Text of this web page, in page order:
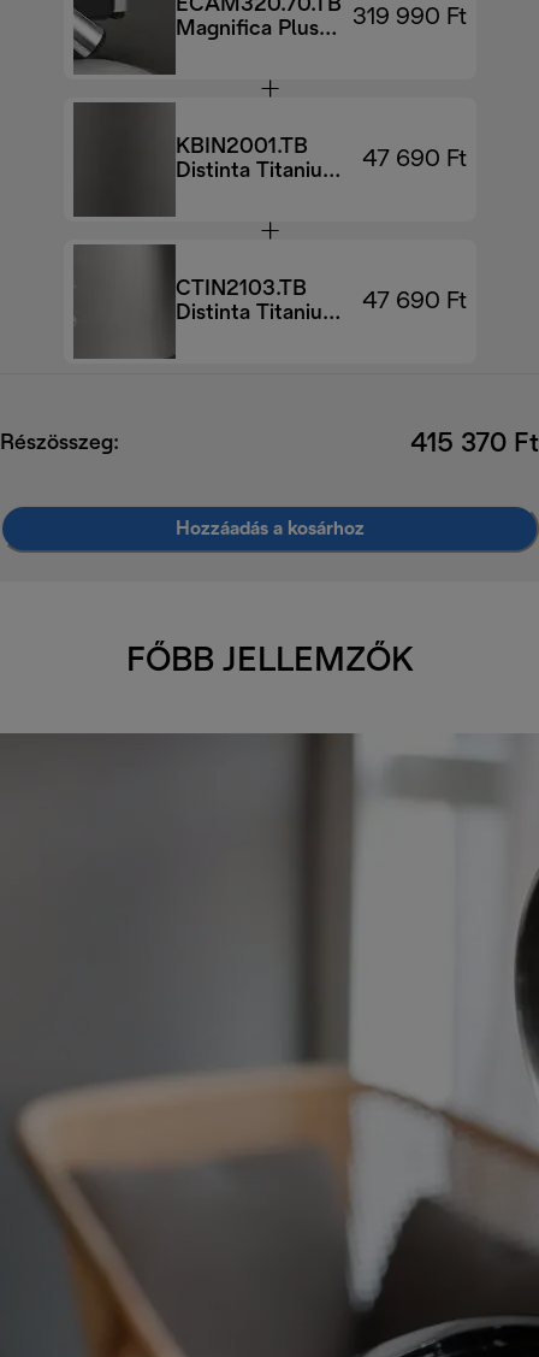
ECAM320.70.TB
Magnifica Plus
kávégép
319 990 Ft
KBIN2001.TB
Distinta Titanium
47 690 Ft
CTIN2103.TB
Distinta Titanium
47 690 Ft
Részösszeg: 415 370 Ft
Hozzáadás a kosárhoz
FŐBB JELLEMZŐK